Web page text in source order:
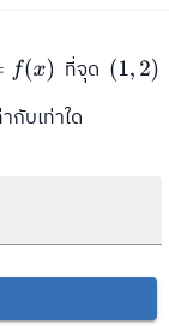
x) ที่จุด (1,2)
กับเท่าใด